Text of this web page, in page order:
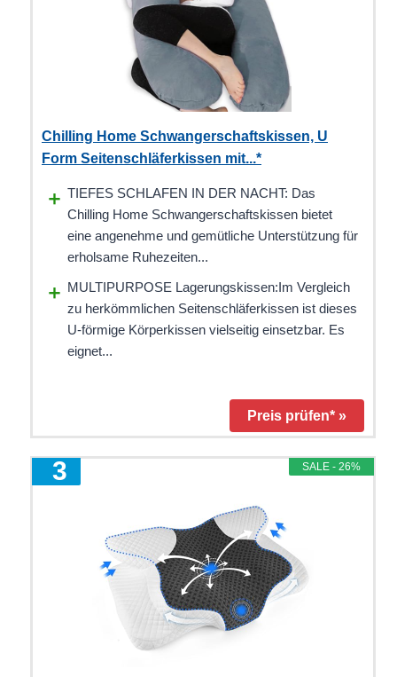
Chilling Home Schwangerschaftskissen, U
Form Seitenschläferkissen mit...*
TIEFES SCHLAFEN IN DER NACHT: Das
Chilling Home Schwangerschaftskissen bietet
eine angenehme und gemütliche Unterstützung für
erholsame Ruhezeiten...
MULTIPURPOSE Lagerungskissen:Im Vergleich
zu herkömmlichen Seitenschläferkissen ist dieses
U-förmige Körperkissen vielseitig einsetzbar. Es
eignet...
Preis prüfen* »
SALE - 26%